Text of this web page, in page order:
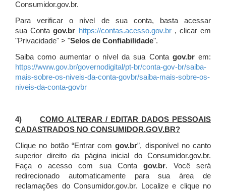
Consumidor.gov.br.
Para verificar o nível de sua conta, basta acessar
sua Contagov.br https://contas.acesso.gov.br, clicar em
"Privacidade" > "Selos de Confiabilidade".
Saiba como aumentar o nível da sua Conta gov.brem:
https://www.gov.br/governodigital/pt-br/conta-gov-br/saiba-
mais-sobre-os-niveis-da-conta-govbr/saiba-mais-sobre-os-
niveis-da-conta-govbr
4) COMO ALTERAR / EDITAR DADOS PESSOAIS
CADASTRADOS NO CONSUMIDOR.GOV.BR?
Clique no botão “Entrar comgov.br”, disponível no canto
superior direito da página inicial do Consumidor.gov.br.
Faça o acesso com sua Conta gov.br. Você será
redirecionado automaticamente para sua área de
reclamações do Consumidor.gov.br.
Localize e clique no